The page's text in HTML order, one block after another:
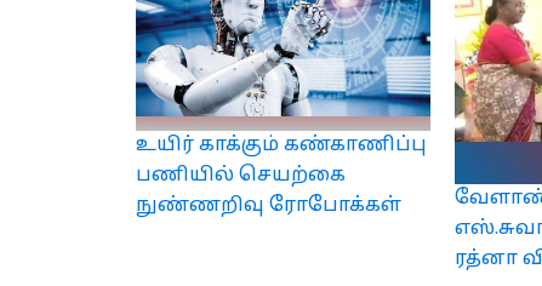
உயிர் காக்கும் கண்காணிப்பு
பணியில் செயற்கை
நுண்ணறிவு ரோபோக்கள்
ரத்னா